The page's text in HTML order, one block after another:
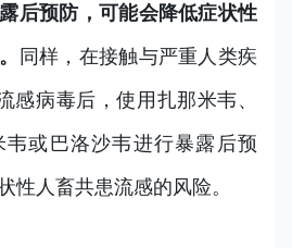
后预防，可能会降低症状性
同样，在接触与严重人类疾
感病毒后，使用扎那米韦、
或巴洛沙韦进行暴露后预
性人畜共患流感的风险。